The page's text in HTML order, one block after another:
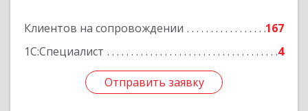
Клиентов на сопровождении
167
1С:Специалист
4
Отправить заявку
Отправить заявку